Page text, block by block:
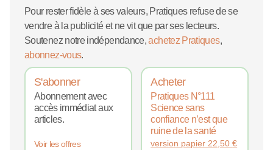
Pour rester fidèle à ses valeurs, Pratiques refuse de se
vendre à la publicité et ne vit que par ses lecteurs.
Soutenez notre indépendance,achetez Pratiques,
abonnez-vous.
S'abonner
Abonnement avec
accès immédiat aux
articles.
Voir les offres
Acheter
Pratiques N°111
Science sans
confiance n’est que
ruine de la santé
version papier 22,50€